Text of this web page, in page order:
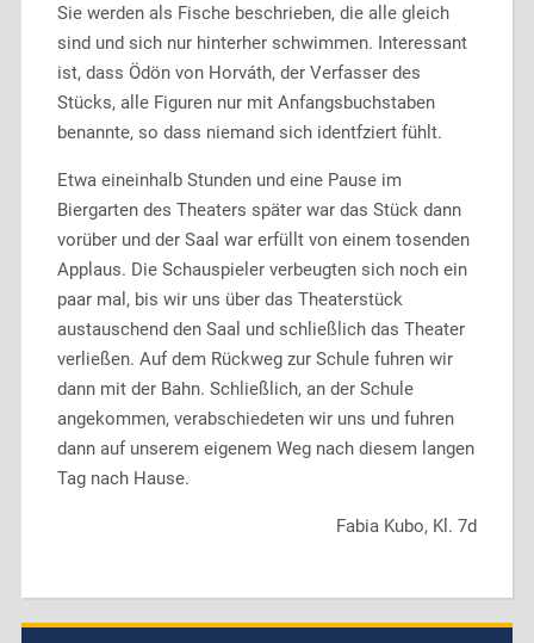
Sie werden als Fische beschrieben, die alle gleich
sind und sich nur hinterher schwimmen. Interessant
ist, dass Ödön von Horváth, der Verfasser des
Stücks, alle Figuren nur mit Anfangsbuchstaben
benannte, so dass niemand sich identfziert fühlt.
Etwa eineinhalb Stunden und eine Pause im
Biergarten des Theaters später war das Stück dann
vorüber und der Saal war erfüllt von einem tosenden
Applaus. Die Schauspieler verbeugten sich noch ein
paar mal, bis wir uns über das Theaterstück
austauschend den Saal und schließlich das Theater
verließen. Auf dem Rückweg zur Schule fuhren wir
dann mit der Bahn. Schließlich, an der Schule
angekommen, verabschiedeten wir uns und fuhren
dann auf unserem eigenem Weg nach diesem langen
Tag nach Hause.
Fabia Kubo, Kl. 7d